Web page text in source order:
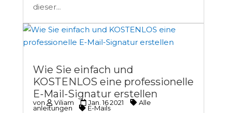
dieser...
Wie Sie einfach und
KOSTENLOS eine professionelle
E-Mail-Signatur erstellen
von Viliam Jan. 16 2021 Alle
anleitungen E-Mails